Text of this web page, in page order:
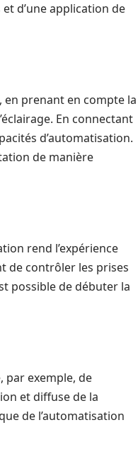
d’une application de
en prenant en compte la
En connectant
d’automatisation.
de manière
rend l’expérience
de contrôler les prises
possible de débuter la
par exemple, de
et diffuse de la
de l’automatisation